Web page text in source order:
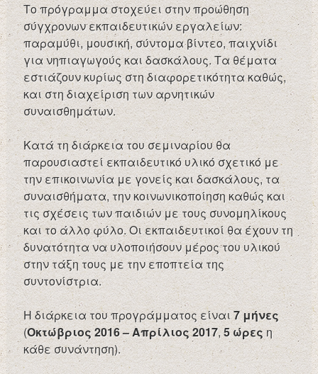
Το πρόγραμμα στοχεύει στην προώθηση
σύγχρονων εκπαιδευτικών εργαλείων:
παραμύθι, μουσική, σύντομα βίντεο, παιχνίδι
για νηπιαγωγούς και δασκάλους. Τα θέματα
εστιάζουν κυρίως στη διαφορετικότητα καθώς,
και στη διαχείριση των αρνητικών
συναισθημάτων.
Κατά τη διάρκεια του σεμιναρίου θα
παρουσιαστεί εκπαιδευτικό υλικό σχετικό με
την επικοινωνία με γονείς και δασκάλους, τα
συναισθήματα, την κοινωνικοποίηση καθώς και
τις σχέσεις των παιδιών με τους συνομηλίκους
και το άλλο φύλο. Οι εκπαιδευτικοί θα έχουν τη
δυνατότητα να υλοποιήσουν μέρος του υλικού
στην τάξη τους με την εποπτεία της
συντονίστρια.
Η διάρκεια του προγράμματος είναι7 μήνες
(Οκτώβριος 2016 – Απρίλιος 2017,5 ώρεςη
κάθε συνάντηση).